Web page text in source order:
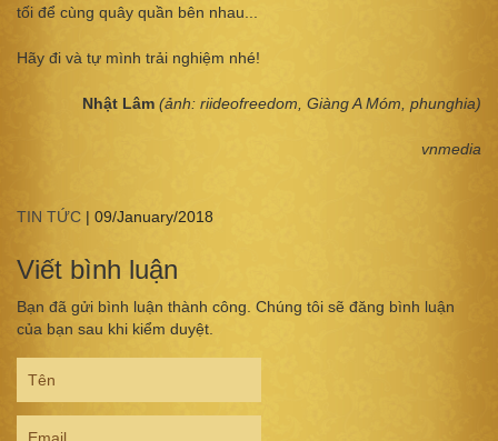
tối để cùng quây quần bên nhau...
Hãy đi và tự mình trải nghiệm nhé!
Nhật Lâm (ảnh: riideofreedom, Giàng A Móm, phunghia)
vnmedia
TIN TỨC | 09/January/2018
Viết bình luận
Bạn đã gửi bình luận thành công. Chúng tôi sẽ đăng bình luận
của bạn sau khi kiểm duyệt.